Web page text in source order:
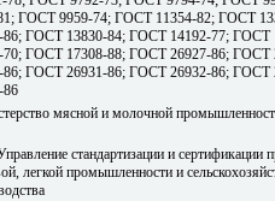
ГОСТ 9959-74; ГОСТ 11354-82; ГОСТ
86; ГОСТ 13830-84; ГОСТ 14192-77;
70; ГОСТ 17308-88; ГОСТ 26927-86;
86; ГОСТ 26931-86; ГОСТ 26932-86; ГОСТ
86
мясной и молочной
стандартизации и сертификации
легкой промышленности и